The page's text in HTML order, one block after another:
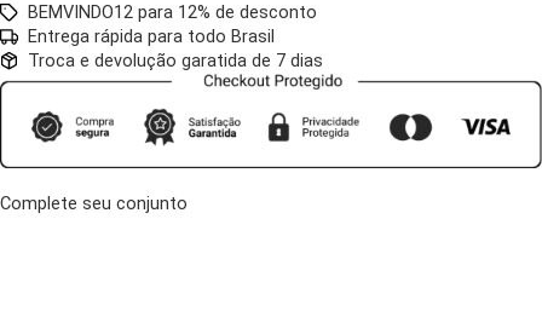
BEMVINDO12 para 12% de desconto
Entrega rápida para todo Brasil
Troca e devolução garatida de 7 dias
Complete seu conjunto